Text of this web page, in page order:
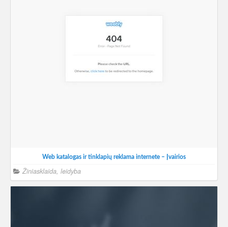
Web katalogas ir tinklapių reklama internete – Įvairios
Žiniasklaida, leidyba